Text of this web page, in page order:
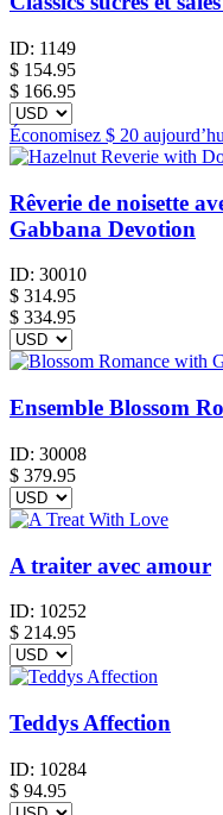
ID: 1149
$ 154.95
$ 166.95
Économisez $ 20
Rêverie de noisette
Gabbana Devotion
ID: 30010
$ 314.95
$ 334.95
Ensemble Blossom
ID: 30008
$ 379.95
A traiter avec amour
ID: 10252
$ 214.95
Teddys Affection
ID: 10284
$ 94.95